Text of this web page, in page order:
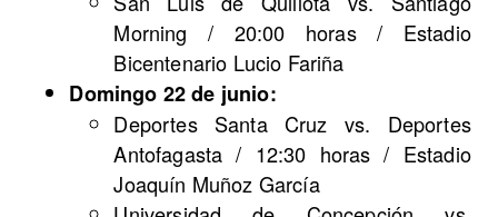
Morning / 20:00 horas / Estadio
Bicentenario Lucio Fariña
Domingo 22 de junio:
Deportes Santa Cruz vs. Deportes
Antofagasta / 12:30 horas / Estadio
Joaquín Muñoz García